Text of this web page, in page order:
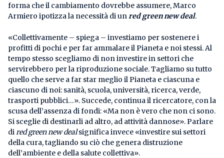
forma che il cambiamento dovrebbe assumere, Marco
Armiero ipotizza la necessità di un red green new deal.
«Collettivamente – spiega – investiamo per sostenere i
profitti di pochi e per far ammalare il Pianeta e noi stessi. Al
tempo stesso scegliamo di non investire in settori che
servirebbero per la riproduzione sociale. Tagliamo su tutto
quello che serve a far star meglio il Pianeta e ciascuna e
ciascuno di noi: sanità, scuola, università, ricerca, verde,
trasporti pubblici…». Succede, continua il ricercatore, con la
scusa dell’assenza di fondi: «Ma non è vero che non ci sono.
Si sceglie di destinarli ad altro, ad attività dannose». Parlare
di red greennewdealsignifica invece «investire sui settori
della cura, tagliando su ciò che genera distruzione
dell’ambiente e della salute collettiva».